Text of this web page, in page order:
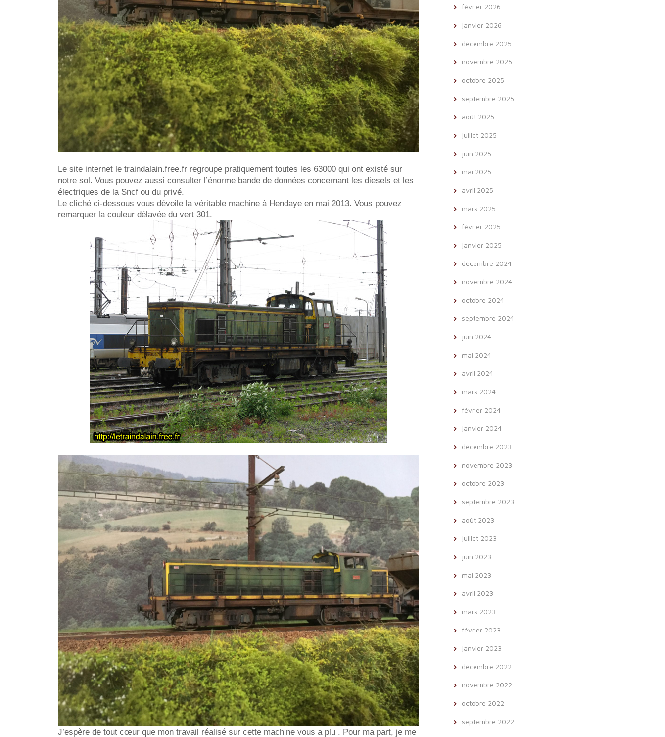
Le site internet le traindalain.free.fr regroupe pratiquement toutes les 63000 qui ont existé sur
notre sol. Vous pouvez aussi consulter l’énorme bande de données concernant les diesels et les
électriques de la Sncf ou du privé.
Le cliché ci-dessous vous dévoile la véritable machine à Hendaye en mai 2013. Vous pouvez
remarquer la couleur délavée du vert 301.
J’espère de tout cœur que mon travail réalisé sur cette machine vous a plu . Pour ma part, je me
février 2026
janvier 2026
décembre 2025
novembre 2025
octobre 2025
septembre 2025
août 2025
juillet 2025
juin 2025
mai 2025
avril 2025
mars 2025
février 2025
janvier 2025
décembre 2024
novembre 2024
octobre 2024
septembre 2024
juin 2024
mai 2024
avril 2024
mars 2024
février 2024
janvier 2024
décembre 2023
novembre 2023
octobre 2023
septembre 2023
août 2023
juillet 2023
juin 2023
mai 2023
avril 2023
mars 2023
février 2023
janvier 2023
décembre 2022
novembre 2022
octobre 2022
septembre 2022